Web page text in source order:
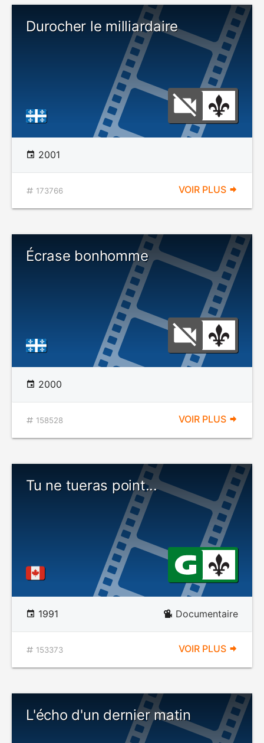
Durocher le milliardaire
2001
173766 VOIR PLUS
Écrase bonhomme
2000
158528 VOIR PLUS
Tu ne tueras point...
1991 Documentaire
153373 VOIR PLUS
L'écho d'un dernier matin